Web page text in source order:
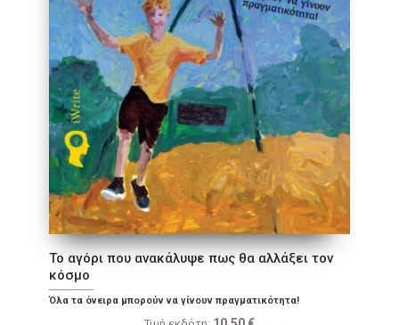
Το αγόρι που ανακάλυψε πως θα αλλάξει τον
κόσμο
Όλα τα όνειρα μπορούν να γίνουν πραγματικότητα!